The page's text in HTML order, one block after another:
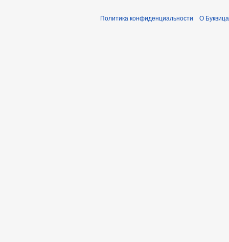
Политика конфиденциальности О Буквица